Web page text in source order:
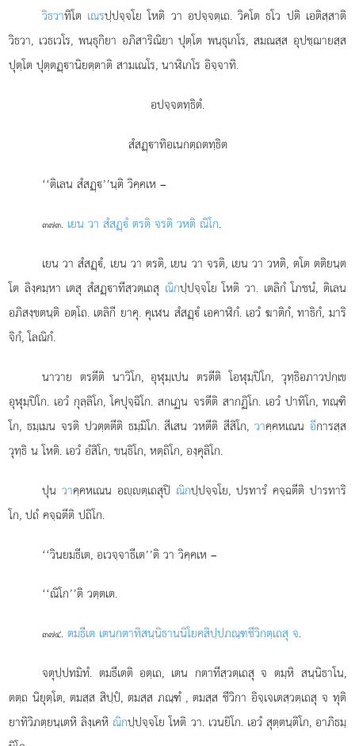
วิธวาทิโต เณรปฺปจฺจโย โหติ วา อปจฺจตฺเถ. วิคโต ธโว ปติ เอติสฺสาติ
วิธวา, เวธเวโร, พนฺธุกิยา อภิสาริณิยา ปุตฺโต พนฺธุเกโร, สมณสฺส อุปชฺฌายสฺส
ปุตฺโต ปุตฺตฏฺานิยตฺตาติ สามเณโร, นาฬิเกโร อิจฺจาทิ.
อปจฺจตทฺธิตํ.
สํสฏฺาทิอเนกตฺถตทฺธิต
‘‘ติเลนสํสฏฺ’’นฺติ วิคฺคเห –
๓๗๓. เยน วา สํสฏฺํ ตรติ จรติ วหติ ณิโก.
เยน วา สํสฏฺํ, เยน วา ตรติ, เยน วา จรติ, เยน วา วหติ, ตโต ตติยนฺต
โต ลิงฺคมฺหา เตสุ สํสฏฺาทีสฺวตฺเถสุ ณิกปฺปจฺจโย โหติ วา. เตลิกํ โภชนํ, ติเลน
อภิสงฺขตนฺติ อตฺโถ. เตลิกี ยาคุ. คุเฬน สํสฏฺํ เอคาฬิกํ. เอวํ ฆาติกํ, ทาธิกํ, มาริ
จิกํ, โลณิกํ.
นาวาย ตรตีติ นาวิโก, อุฬุมฺเปน ตรตีติ โอฬุมฺปิโก, วุทฺธิอภาวปกฺเข
อุฬุมฺปิโก. เอวํ กุลฺลิโก, โคปุจฺฉิโก. สกเฏน จรตีติ สากฏิโก. เอวํ ปาทิโก, ทณฺฑิ
โก, ธมฺเมน จรติ ปวตฺตตีติ ธมฺมิโก. สีเสน วหตีติ สีสิโก, วาคฺคหเณน อีการสฺส
วุทฺธิ น โหติ. เอวํ อํสิโก, ขนฺธิโก, หตฺถิโก, องฺคุลิโก.
ปุน วาคฺคหเณน อฺตฺเถสุปิ ณิกปฺปจฺจโย, ปรทารํ คจฺฉตีติ ปารทาริ
โก, ปถํ คจฺฉตีติ ปถิโก.
‘‘วินยมธีเต, อเวจฺจาธีเต’’ติ วา วิคฺคเห –
‘‘ณิโก’’ติ วตฺตเต.
๓๗๔.ตมธีเต เตนกตาทิสนฺนิธานนิโยคสิปฺปภณฺฑชีวิกตฺเถสุ จ.
จตุปฺปทมิทํ. ตมธีเตติ อตฺเถ, เตน กตาทีสฺวตฺเถสุ จ ตมฺหิ สนฺนิธาโน,
ตตฺถ นิยุตฺโต, ตมสฺส สิปฺปํ, ตมสฺส ภณฺฑํ, ตมสฺส ชีวิกา อิจฺเจเตสฺวตฺเถสุ จ ทุติ
ยาทิวิภตฺยนฺเตหิ ลิงฺเคหิณิกปฺปจฺจโย โหติ วา. เวนยิโก. เอวํ สุตฺตนฺติโก, อาภิธมฺ